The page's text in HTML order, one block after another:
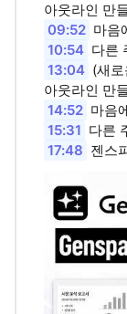
아웃라인 만
09:52 마음
10:54 다른
13:04 (새
아웃라인 만
14:52 마음
15:31 다른
17:48 젠스